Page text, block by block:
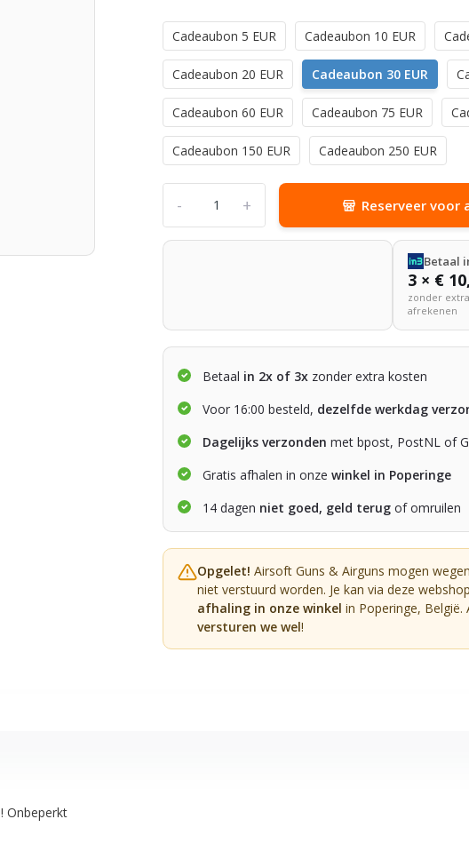
Cadeaubon 5 EUR Cadeaubon 10 EUR
Cadeaubon 20 EUR Cadeaubon 30 EUR
Cadeaubon 60 EUR Cadeaubon 75 EUR
Cadeaubon 150 EUR Cadeaubon 250 EUR
+
- Reserveer voor
Betaal
3 × €
zonder
afrekenen
Betaal in 2x of 3x zonder extra kosten
Voor 16:00 besteld, dezelfde werkdag
Dagelijks verzonden met bpost, PostNL of
Gratis afhalen in onzewinkel in Poperinge
14 dagen niet goed, geld terug of omruilen
Opgelet! Airsoft Guns & Airguns mogen
niet verstuurd worden. Je kan via deze
afhaling in onze winkel in Poperinge, België.
versturen we wel!
Onbeperkt